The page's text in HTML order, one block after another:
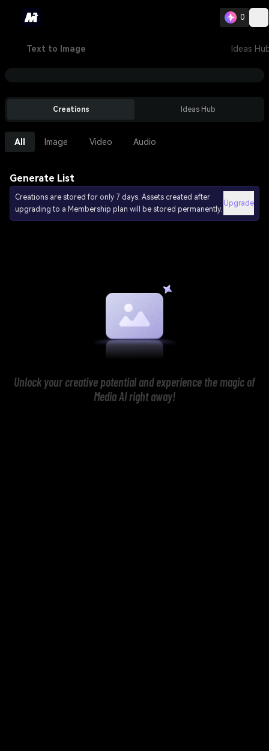
0
Text to Image Ideas
Creations Ideas Hub
All Image Video Audio
Generate List
Creations are stored for only 7 days. Assets created after
upgrading to a Membership plan will be stored permanently.
Upgrade
Unlock your creative potential and experience the magic of
Media AI right away!